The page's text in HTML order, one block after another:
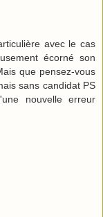
avec le cas
écorné son
que pensez-vous
sans candidat PS
nouvelle erreur